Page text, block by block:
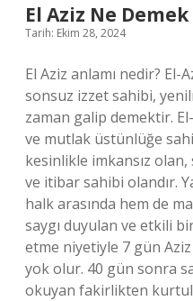
El Aziz Ne
Tarih: Ekim 28, 2024
El Aziz anlamı nedir?
sonsuz izzet sahibi,
zaman galip demektir.
ve mutlak üstünlüğe
kesinlikle imkansız
ve itibar sahibi olandır.
halk arasında hem de
saygı duyulan ve etkili
etme niyetiyle 7 gün
yok olur. 40 gün sonra
okuyan fakirlikten